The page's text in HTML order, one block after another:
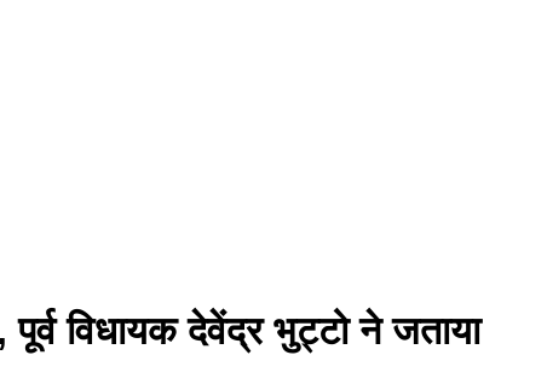
विधायक देवेंद्र भुट्टो ने जताया